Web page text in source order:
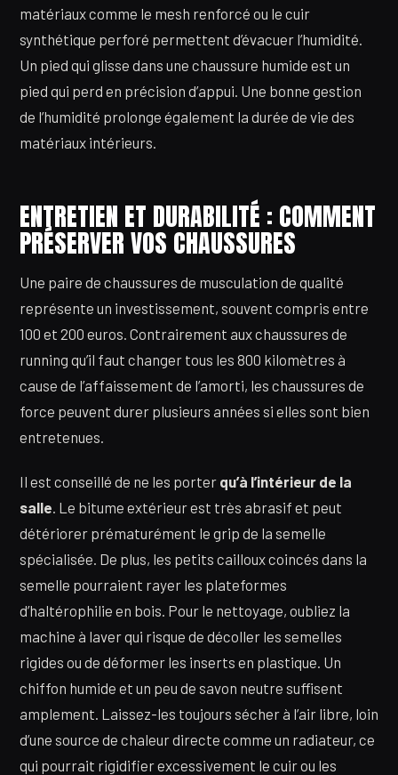
matériaux comme le mesh renforcé ou le cuir
synthétique perforé permettent d’évacuer l’humidité.
Un pied qui glisse dans une chaussure humide est un
pied qui perd en précision d’appui. Une bonne gestion
de l’humidité prolonge également la durée de vie des
matériaux intérieurs.
ENTRETIEN ET DURABILITÉ : COMMENT
PRÉSERVER VOS CHAUSSURES
Une paire de chaussures de musculation de qualité
représente un investissement, souvent compris entre
100 et 200 euros. Contrairement aux chaussures de
running qu’il faut changer tous les 800 kilomètres à
cause de l’affaissement de l’amorti, les chaussures de
force peuvent durer plusieurs années si elles sont bien
entretenues.
Il est conseillé de ne les porter qu’à l’intérieur de la
salle . Le bitume extérieur est très abrasif et peut
détériorer prématurément le grip de la semelle
spécialisée. De plus, les petits cailloux coincés dans la
semelle pourraient rayer les plateformes
d’haltérophilie en bois. Pour le nettoyage, oubliez la
machine à laver qui risque de décoller les semelles
rigides ou de déformer les inserts en plastique. Un
chiffon humide et un peu de savon neutre suffisent
amplement. Laissez-les toujours sécher à l’air libre, loin
d’une source de chaleur directe comme un radiateur, ce
qui pourrait rigidifier excessivement le cuir ou les